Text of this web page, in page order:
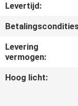
VERZOEK
OM
EEN
CITAAT
Levertijd:
Levering
vermogen:
Hoog licht: